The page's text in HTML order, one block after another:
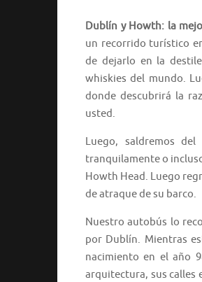
Dublín y Howth: la
un recorrido turístico
de dejarlo en la
whiskies del mundo.
donde descubrirá la
usted.
Luego, saldremos
tranquilamente o
Howth Head. Luego
de atraque de su barco.
Nuestro autobús lo
por Dublín. Mientras
nacimiento en el año
arquitectura, sus calles